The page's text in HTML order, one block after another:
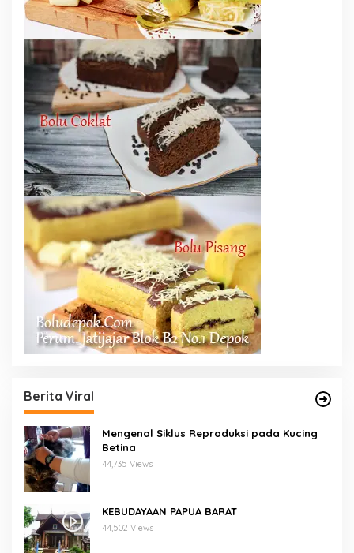
Berita Viral
Mengenal Siklus Reproduksi pada Kucing
Betina
44,735 Views
KEBUDAYAAN PAPUA BARAT
44,502 Views